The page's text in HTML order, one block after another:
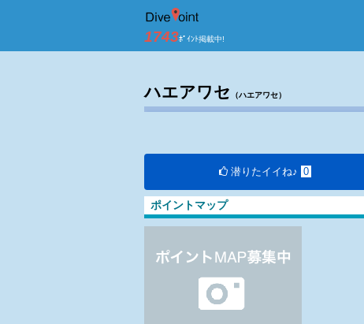
伊豆半島 田子 ダ
1743ﾎﾟｲﾝﾄ掲載中!
ハエアワセ （ハエアワセ）
潜りたイイね♪ 0
ポイントマップ